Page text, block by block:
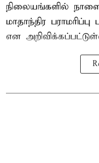
நிலையங்களில் நாளை
மாதாந்திர
என